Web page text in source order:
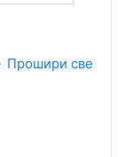
Прошири све